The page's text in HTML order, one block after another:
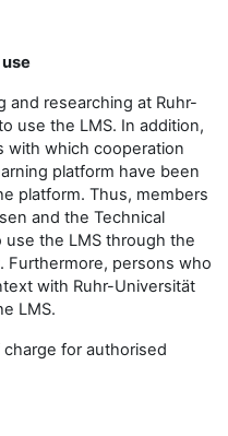
and researching at Ruhr-
use the LMS. In addition,
with which cooperation
platform have been
platform. Thus, members
and the Technical
use the LMS through the
Furthermore, persons who
with Ruhr-Universität
LMS.
for authorised